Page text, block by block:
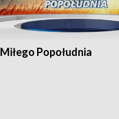
Miłego Popołudnia